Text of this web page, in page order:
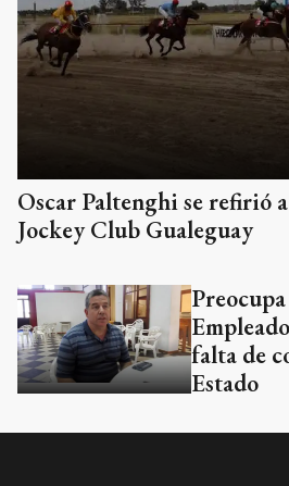
Oscar Paltenghi se refirió
Jockey Club Gualeguay
falta de
Estado